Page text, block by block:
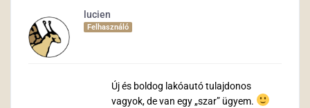
lucien
Felhasználó
Új és boldog lakóautó tulajdonos
vagyok, de van egy „szar” ügyem.